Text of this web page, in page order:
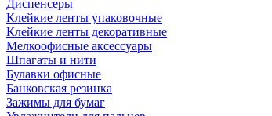
Диспенсеры
Клейкие ленты упаковочные
Клейкие ленты декоративные
Мелкоофисные аксессуары
Шпагаты и нити
Булавки офисные
Банковская резинка
Зажимы для бумаг